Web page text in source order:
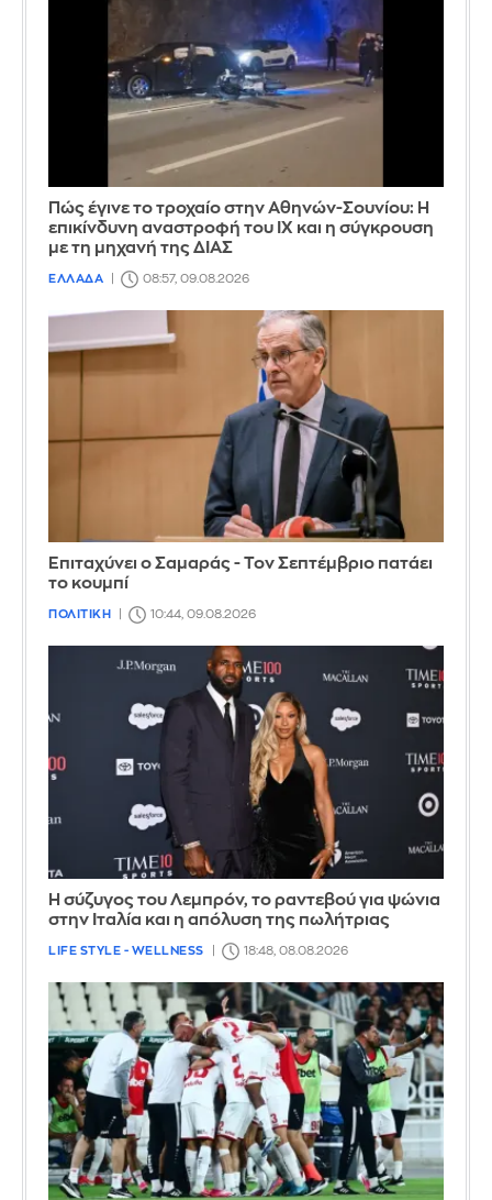
Πώς έγινε το τροχαίο στην Αθηνών-Σουνίου: Η
επικίνδυνη αναστροφή του ΙΧ και η σύγκρουση
με τη μηχανή της ΔΙΑΣ
ΕΛΛΑΔΑ 08:57, 09.08.2026
Επιταχύνει ο Σαμαράς - Τον Σεπτέμβριο πατάει
το κουμπί
ΠΟΛΙΤΙΚΗ 10:44, 09.08.2026
Η σύζυγος του Λεμπρόν, το ραντεβού για ψώνια
στην Ιταλία και η απόλυση της πωλήτριας
LIFE STYLE - WELLNESS 18:48, 08.08.2026